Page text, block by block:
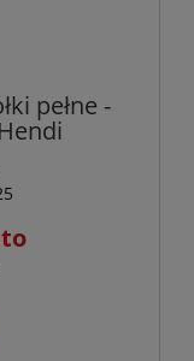
pełne -